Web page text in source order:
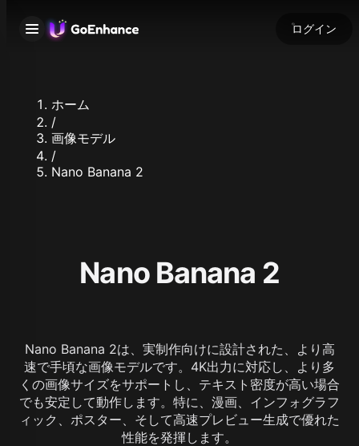
ログイン
ホーム
/
画像モデル
/
Nano Banana 2
Nano Banana 2
Nano Banana 2は、実制作向けに設計された、より高
速で手頃な画像モデルです。4K出力に対応し、より多
くの画像サイズをサポートし、テキスト密度が高い場合
でも安定して動作します。特に、漫画、インフォグラフ
ィック、ポスター、そして高速プレビュー生成で優れた
性能を発揮します。